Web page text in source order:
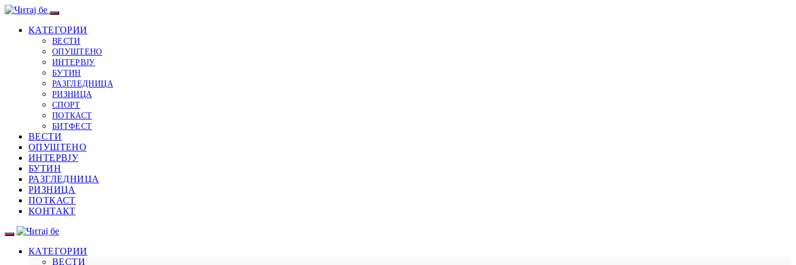
КАТЕГОРИИ
ВЕСТИ
ОПУШТЕНО
ИНТЕРВЈУ
БУТИН
РАЗГЛЕДНИЦА
РИЗНИЦА
СПОРТ
ПОТКАСТ
БИТФЕСТ
ВЕСТИ
ОПУШТЕНО
ИНТЕРВЈУ
БУТИН
РАЗГЛЕДНИЦА
РИЗНИЦА
ПОТКАСТ
КОНТАКТ
КАТЕГОРИИ
ВЕСТИ